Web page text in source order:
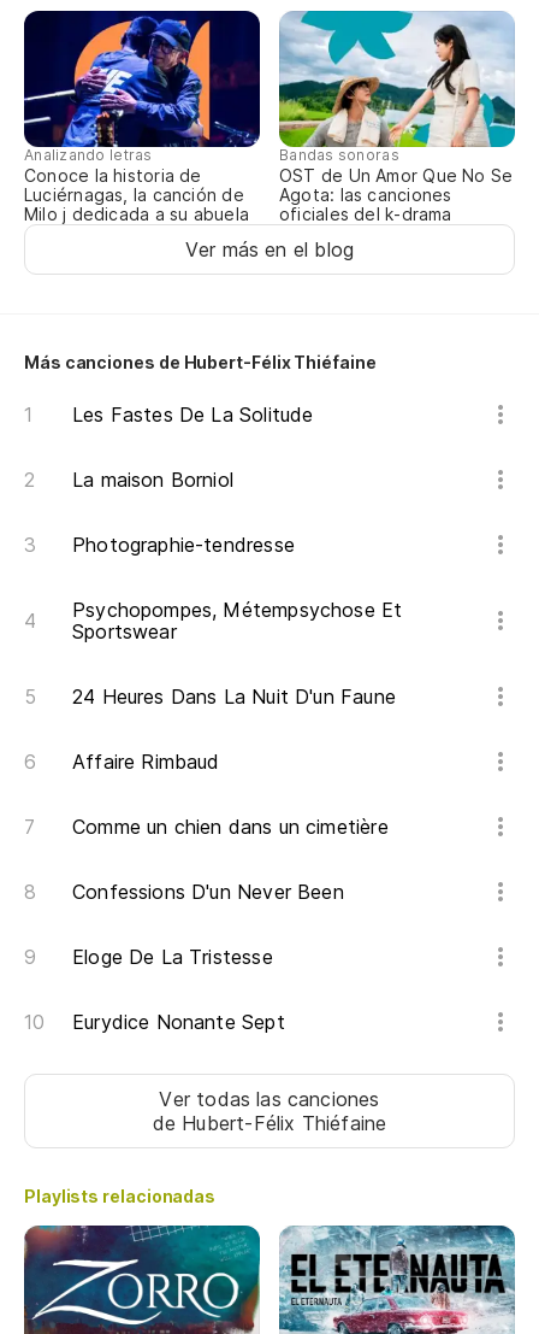
Analizando letras
Conoce la historia de
Luciérnagas, la canción de
Milo j dedicada a su abuela
Bandas sonoras
OST de Un Amor Que No Se
Agota: las canciones
oficiales del k-drama
Ver más en el blog
Más canciones de Hubert-Félix Thiéfaine
Les Fastes De La Solitude
La maison Borniol
Photographie-tendresse
Psychopompes, Métempsychose Et
Sportswear
24 Heures Dans La Nuit D'un Faune
Affaire Rimbaud
Comme un chien dans un cimetière
Confessions D'un Never Been
Eloge De La Tristesse
Eurydice Nonante Sept
Ver todas las canciones
de Hubert-Félix Thiéfaine
Playlists relacionadas